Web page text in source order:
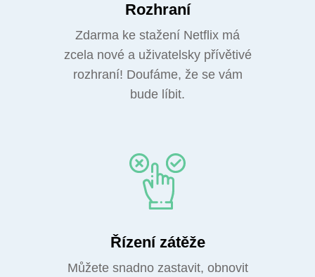
Rozhraní
Zdarma ke stažení Netflix má
zcela nové a uživatelsky přívětivé
rozhraní! Doufáme, že se vám
bude líbit.
Řízení zátěže
Můžete snadno zastavit, obnovit